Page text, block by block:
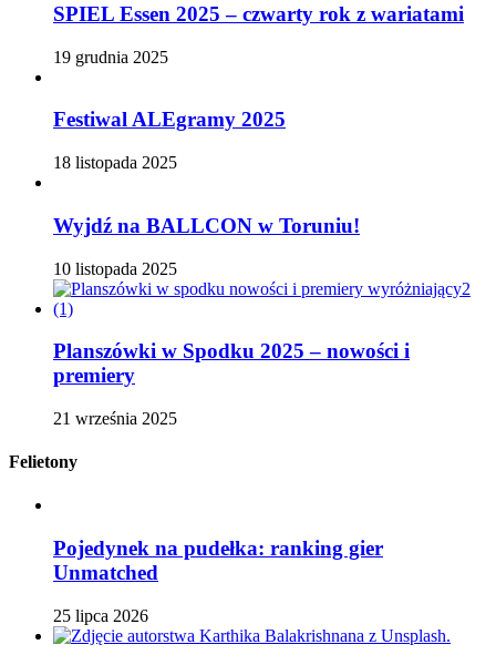
SPIEL Essen 2025 – czwarty rok z wariatami
19 grudnia 2025
Festiwal ALEgramy 2025
18 listopada 2025
Wyjdź na BALLCON w Toruniu!
10 listopada 2025
Planszówki w Spodku 2025 – nowości i
premiery
21 września 2025
Felietony
Pojedynek na pudełka: ranking gier
Unmatched
25 lipca 2026